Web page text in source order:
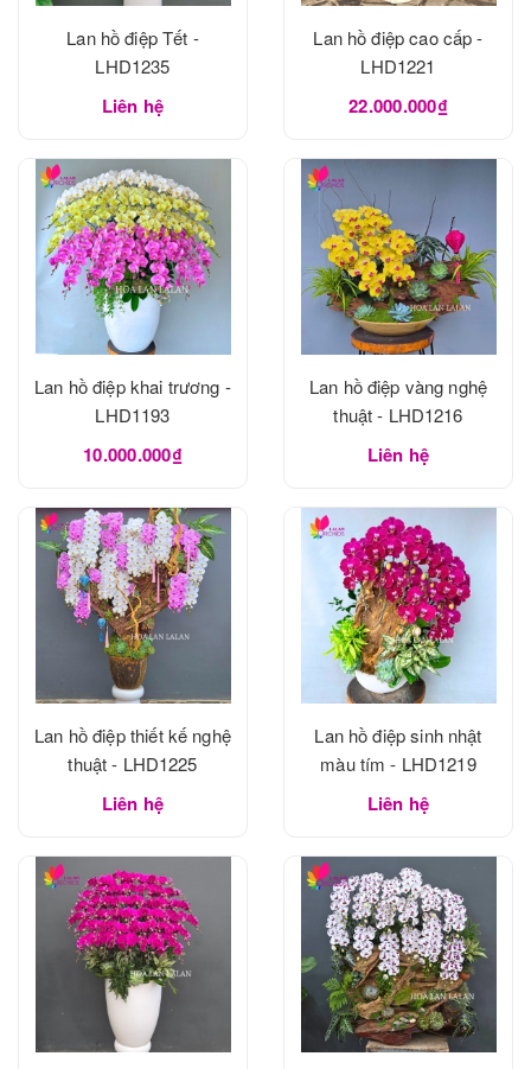
Lan hồ điệp Tết -
LHD1235
Liên hệ
Lan hồ điệp cao cấp -
LHD1221
22.000.000₫
Lan hồ điệp khai trương -
LHD1193
10.000.000₫
Lan hồ điệp vàng nghệ
thuật - LHD1216
Liên hệ
Lan hồ điệp thiết kế nghệ
thuật - LHD1225
Liên hệ
Lan hồ điệp sinh nhật
màu tím - LHD1219
Liên hệ